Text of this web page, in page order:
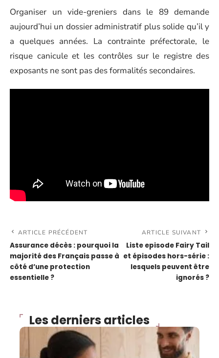
Organiser un vide-greniers dans le 89 demande
aujourd’hui un dossier administratif plus solide qu’il y
a quelques années. La contrainte préfectorale, le
risque canicule et les contrôles sur le registre des
exposants ne sont pas des formalités secondaires.
ARTICLE PRÉCÉDENT
Assurance décès : pourquoi la
majorité des Français passe à
côté d’une protection
essentielle ?
ARTICLE SUIVANT
Liste episode Fairy Tail
et épisodes hors-série :
lesquels peuvent être
ignorés ?
Les derniers articles